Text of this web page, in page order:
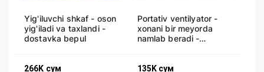
Yig'iluvchi shkaf - oson
yig'iladi va taxlandi -
dostavka bepul
266K сум
Portativ ventilyator -
xonani bir meyorda
namlab beradi -
135K сум